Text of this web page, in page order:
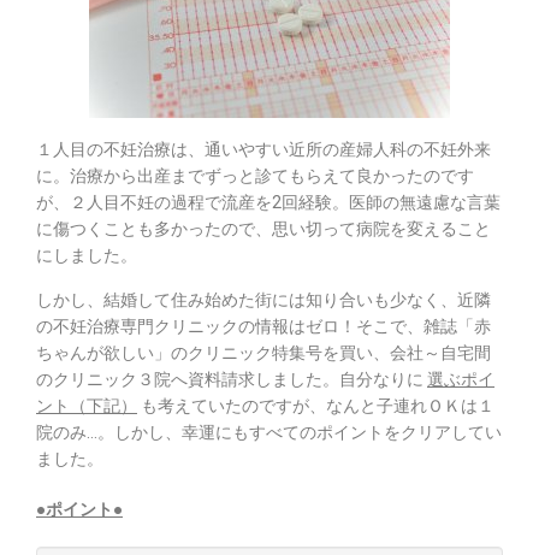
１人目の不妊治療は、通いやすい近所の産婦人科の不妊外来
に。治療から出産までずっと診てもらえて良かったのです
が、２人目不妊の過程で流産を2回経験。医師の無遠慮な言葉
に傷つくことも多かったので、思い切って病院を変えること
にしました。
しかし、結婚して住み始めた街には知り合いも少なく、近隣
の不妊治療専門クリニックの情報はゼロ！そこで、雑誌「赤
ちゃんが欲しい」のクリニック特集号を買い、会社～自宅間
のクリニック３院へ資料請求しました。自分なりに 選ぶポイ
ント（下記）
も考えていたのですが、なんと子連れＯＫは１
院のみ…。しかし、幸運にもすべてのポイントをクリアしてい
ました。
●ポイント●